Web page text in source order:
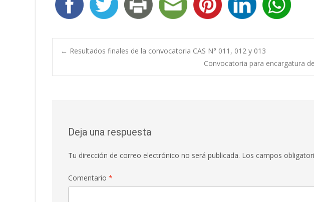
Navegación
entradas
← Resultados finales de la convocatoria CAS N° 011, 012 y 013
Convocatoria para encargatura
Deja una respuesta
Tu dirección de correo electrónico no será publicada. Los campos
Comentario *